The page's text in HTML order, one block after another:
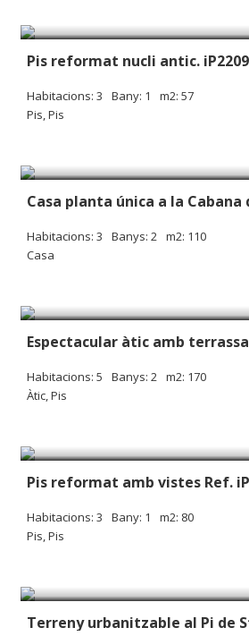
Pis reformat nucli antic. iP2209
Habitacions: 3 Bany: 1
m2: 57
Pis, Pis
Casa planta única a la Cabana
Habitacions: 3 Banys: 2 m2: 110
Casa
Habitacions: 5 Banys: 2 m2: 170
Àtic, Pis
Pis reformat amb vistes Ref.
Habitacions: 3 Bany: 1
m2: 80
Pis, Pis